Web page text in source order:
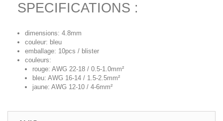
SPECIFICATIONS :
dimensions: 4.8mm
couleur: bleu
emballage: 10pcs / blister
couleurs:
rouge: AWG 22-18 / 0.5-1.0mm²
bleu: AWG 16-14 / 1.5-2.5mm²
jaune: AWG 12-10 / 4-6mm²